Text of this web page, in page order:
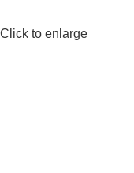
Click to enlarge